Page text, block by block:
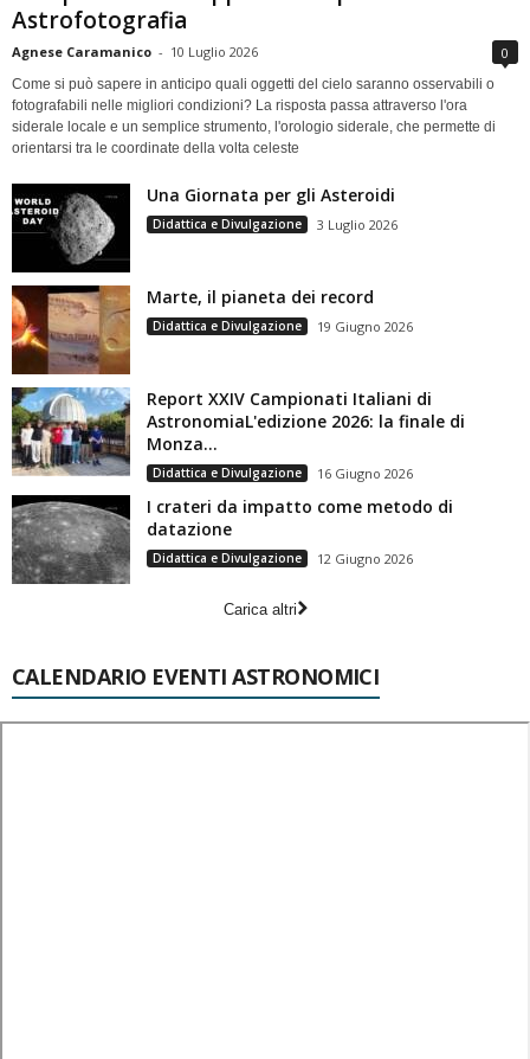
Astrofotografia
Agnese Caramanico - 10 Luglio 2026 0
Come si può sapere in anticipo quali oggetti del cielo saranno osservabili o
fotografabili nelle migliori condizioni? La risposta passa attraverso l'ora
siderale locale e un semplice strumento, l'orologio siderale, che permette di
orientarsi tra le coordinate della volta celeste
Una Giornata per gli Asteroidi
Didattica e Divulgazione 3 Luglio 2026
Marte, il pianeta dei record
Didattica e Divulgazione 19 Giugno 2026
Report XXIV Campionati Italiani di
AstronomiaL'edizione 2026: la finale di
Monza...
Didattica e Divulgazione 16 Giugno 2026
I crateri da impatto come metodo di
datazione
Didattica e Divulgazione 12 Giugno 2026
Carica altri
CALENDARIO EVENTI ASTRONOMICI